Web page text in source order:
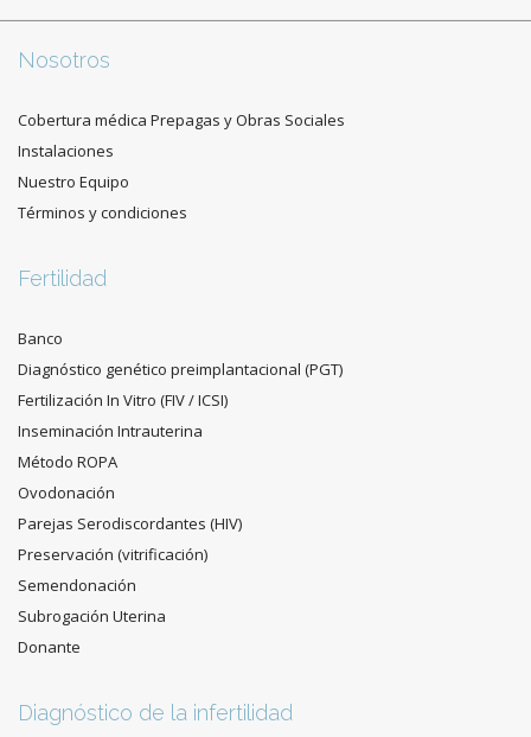
Nosotros
Cobertura médica Prepagas y Obras Sociales
Instalaciones
Nuestro Equipo
Términos y condiciones
Fertilidad
Banco
Diagnóstico genético preimplantacional (PGT)
Fertilización In Vitro (FIV / ICSI)
Inseminación Intrauterina
Método ROPA
Ovodonación
Parejas Serodiscordantes (HIV)
Preservación (vitrificación)
Semendonación
Subrogación Uterina
Donante
Diagnóstico de la infertilidad